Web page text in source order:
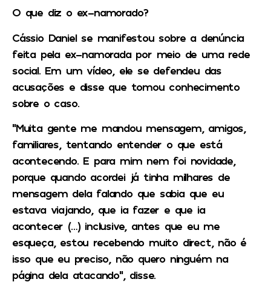
O que diz o ex-namorado?
Cássio Daniel se manifestou sobre a denúncia
feita pela ex-namorada por meio de uma rede
social. Em um vídeo, ele se defendeu das
acusações e disse que tomou conhecimento
sobre o caso.
“Muita gente me mandou mensagem, amigos,
familiares, tentando entender o que está
acontecendo. E para mim nem foi novidade,
porque quando acordei já tinha milhares de
mensagem dela falando que sabia que eu
estava viajando, que ia fazer e que ia
acontecer (…) inclusive, antes que eu me
esqueça, estou recebendo muito direct, não é
isso que eu preciso, não quero ninguém na
página dela atacando”, disse.